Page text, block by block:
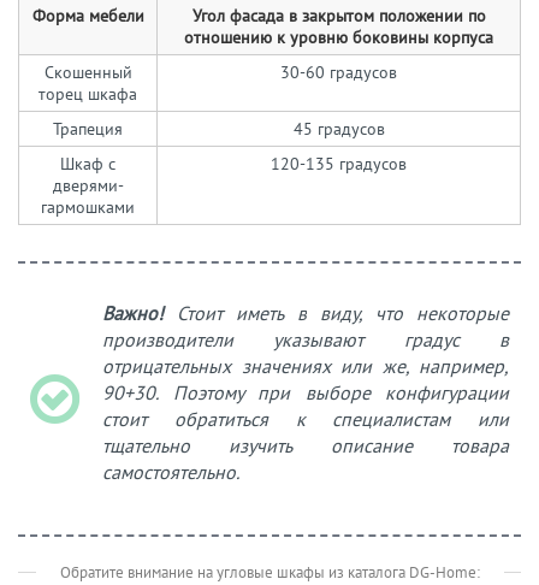
Форма мебели
Угол фасада в закрытом положении по
отношению к уровню боковины корпуса
Скошенный
торец шкафа
30-60 градусов
Трапеция
45 градусов
Шкаф с
дверями-
гармошками
120-135 градусов
Важно!Стоит иметь в виду, что некоторые
производители указывают градус в
отрицательных значениях или же, например,
90+30. Поэтому при выборе конфигурации
стоит обратиться к специалистам или
тщательно изучить описание товара
самостоятельно.
Обратите внимание на угловые шкафы из каталога DG-Home: